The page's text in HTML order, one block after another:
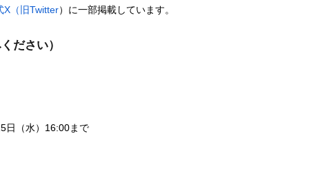
X（旧Twitter）に一部掲載しています。
ださい）
日（水）16:00まで